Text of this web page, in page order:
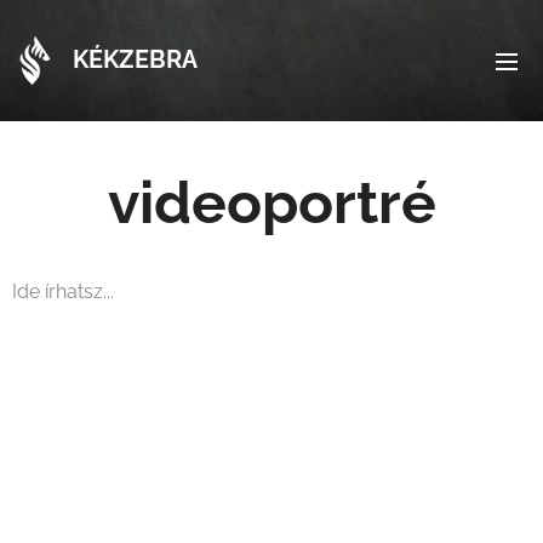
KÉKZEBRA
videoportré
Ide írhatsz...